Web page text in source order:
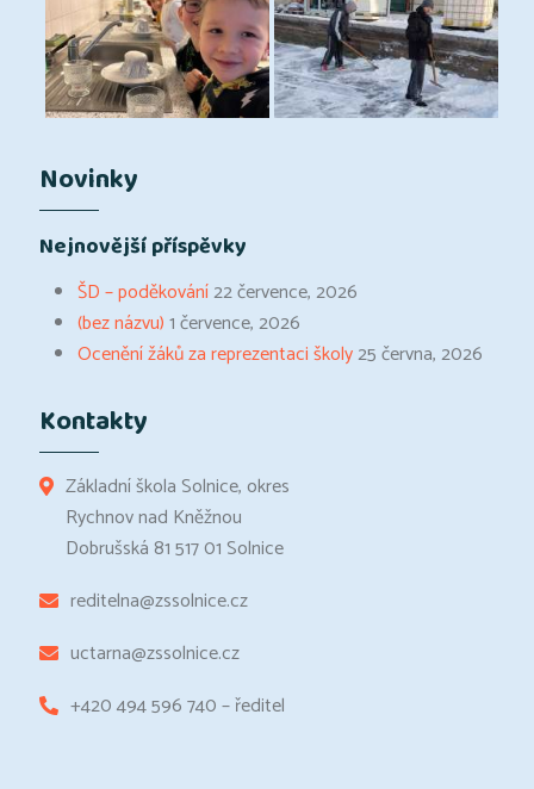
Novinky
Nejnovější příspěvky
ŠD – poděkování22 července, 2026
(bez názvu)1 července, 2026
Ocenění žáků za reprezentaci školy25 června, 2026
Kontakty
Základní škola Solnice, okres
Rychnov nad Kněžnou
Dobrušská 81 517 01 Solnice
reditelna@zssolnice.cz
uctarna@zssolnice.cz
+420 494 596 740 – ředitel